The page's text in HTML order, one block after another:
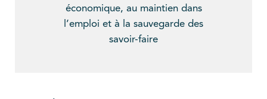
économique, au maintien dans
l’emploi et à la sauvegarde des
savoir-faire